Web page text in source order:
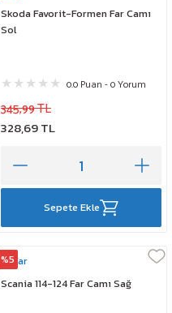
Skoda Favorit-Formen Far Camı
Sol
0.0 Puan - 0 Yorum
345,99 TL
328,69 TL
Sepete Ekle
%5
Ayfar
Scania 114-124 Far Camı Sağ